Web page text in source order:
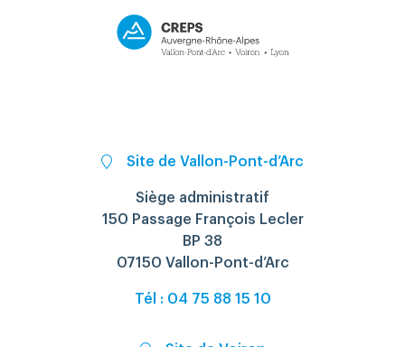
Site de Vallon-Pont-d’Arc
Siège administratif
150 Passage François Lecler
BP 38
07150 Vallon-Pont-d’Arc
Tél : 04 75 88 15 10